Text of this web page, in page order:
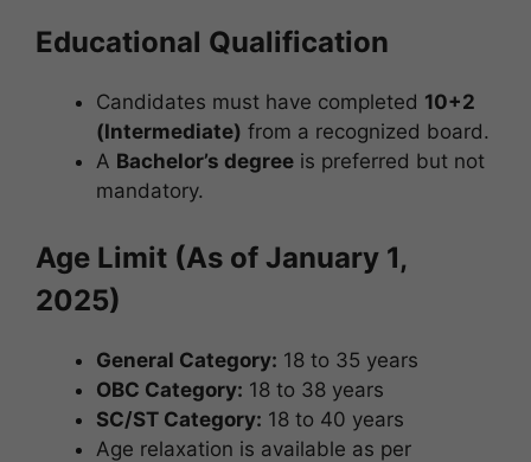
Educational Qualification
Candidates must have completed 10+2
(Intermediate) from a recognized board.
A Bachelor’s degree is preferred but not
mandatory.
Age Limit (As of January 1,
2025)
General Category: 18 to 35 years
OBC Category: 18 to 38 years
SC/ST Category: 18 to 40 years
Age relaxation is available as per